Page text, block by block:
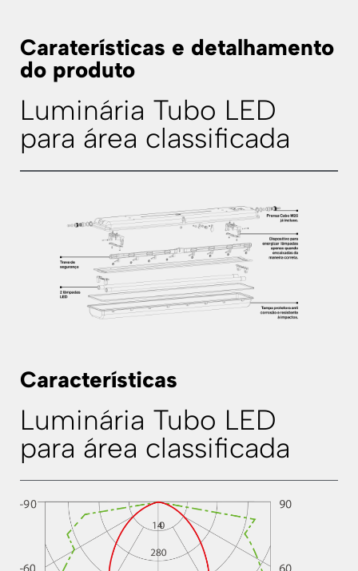
Caraterísticas e detalhamento
do produto
Luminária Tubo LED
para área classificada
Características
Luminária Tubo LED
para área classificada